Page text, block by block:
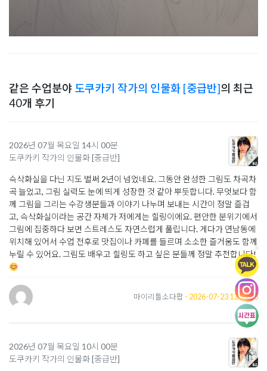
같은 수업분야 도쿠카키 작가의 인물화 [중급반]의 최근
40개 후기
2026년 07월 목요일 14시 00분
도쿠카키 작가의 인물화 [중급반]
슥삭화실을 다닌 지도 벌써 2년이 넘었네요. 그동안 완성한 그림도 차곡차
곡 늘었고, 그림 실력도 눈에 띄게 성장한 것 같아 뿌듯합니다. 무엇보다 함
께 그림을 그리는 수강생분들과 이야기 나누며 보내는 시간이 정말 즐겁
고, 슥삭화실이라는 공간 자체가 저에게는 힐링이에요. 편안한 분위기에서
그림에 집중하다 보면 스트레스도 자연스럽게 풀립니다. 게다가 연남동에
위치해 있어서 수업 전후로 맛집이나 카페를 들르며 소소한 즐거움도 함께
누릴 수 있어요. 그림도 배우고 힐링도 하고 싶은 분들께 정말 추천합니다!
마이리틀소다팝 - 2026-07-23 13:54:03
2026년 07월 목요일 10시 00분
도쿠카키 작가의 인물화 [중급반]
x